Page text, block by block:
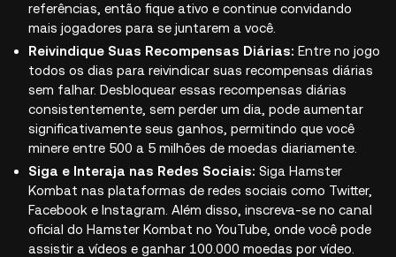
referências, então fique ativo e continue convidando
mais jogadores para se juntarem a você.
Reivindique Suas Recompensas Diárias: Entre no jogo
todos os dias para reivindicar suas recompensas diárias
sem falhar. Desbloquear essas recompensas diárias
consistentemente, sem perder um dia, pode aumentar
significativamente seus ganhos, permitindo que você
minere entre 500 a 5 milhões de moedas diariamente.
Siga e Interaja nas Redes Sociais: Siga Hamster
Kombat nas plataformas de redes sociais como Twitter,
Facebook e Instagram. Além disso, inscreva-se no canal
oficial do Hamster Kombat no YouTube, onde você pode
assistir a vídeos e ganhar 100.000 moedas por vídeo.